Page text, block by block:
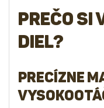
Prečo
diel?
Precízne